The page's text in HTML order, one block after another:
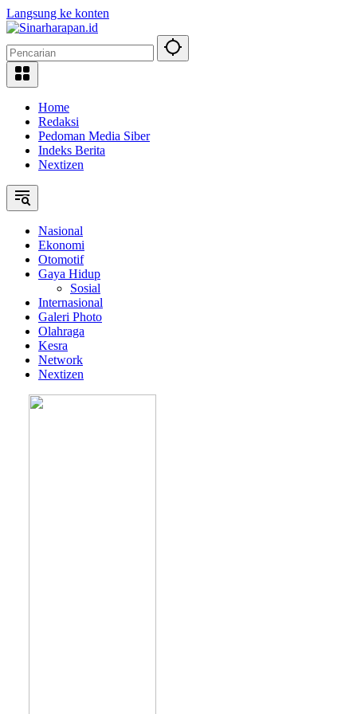
Langsung ke konten
Home
Redaksi
Pedoman Media Siber
Indeks Berita
Nextizen
Nasional
Ekonomi
Otomotif
Gaya Hidup
Sosial
Internasional
Galeri Photo
Olahraga
Kesra
Network
Nextizen